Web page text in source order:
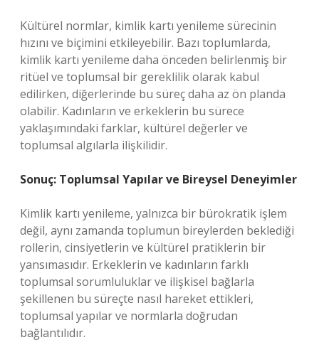
Kültürel normlar, kimlik kartı yenileme sürecinin
hızını ve biçimini etkileyebilir. Bazı toplumlarda,
kimlik kartı yenileme daha önceden belirlenmiş bir
ritüel ve toplumsal bir gereklilik olarak kabul
edilirken, diğerlerinde bu süreç daha az ön planda
olabilir. Kadınların ve erkeklerin bu sürece
yaklaşımındaki farklar, kültürel değerler ve
toplumsal algılarla ilişkilidir.
Sonuç: Toplumsal Yapılar ve Bireysel Deneyimler
Kimlik kartı yenileme, yalnızca bir bürokratik işlem
değil, aynı zamanda toplumun bireylerden beklediği
rollerin, cinsiyetlerin ve kültürel pratiklerin bir
yansımasıdır. Erkeklerin ve kadınların farklı
toplumsal sorumluluklar ve ilişkisel bağlarla
şekillenen bu süreçte nasıl hareket ettikleri,
toplumsal yapılar ve normlarla doğrudan
bağlantılıdır.